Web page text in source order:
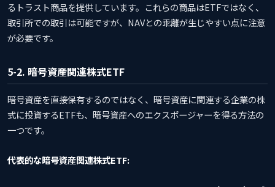
るトラスト商品を提供しています。これらの商品はETFではなく、
取引所での取引は可能ですが、NAVとの乖離が生じやすい点に注意
が必要です。
5-2. 暗号資産関連株式ETF
暗号資産を直接保有するのではなく、暗号資産に関連する企業の株
式に投資するETFも、暗号資産へのエクスポージャーを得る方法の
一つです。
代表的な暗号資産関連株式ETF: